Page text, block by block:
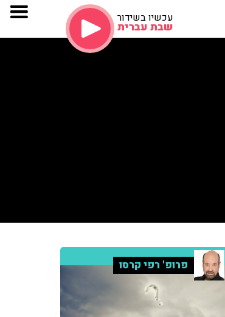
עכשיו בשידור
שבת עברית
פרופ' רפי קרסו